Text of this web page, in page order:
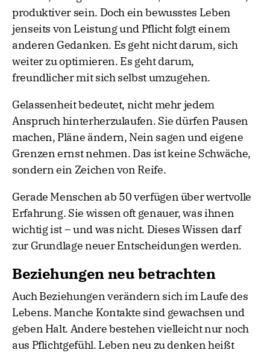
produktiver sein. Doch ein bewusstes Leben
jenseits von Leistung und Pflicht folgt einem
anderen Gedanken. Es geht nicht darum, sich
weiter zu optimieren. Es geht darum,
freundlicher mit sich selbst umzugehen.
Gelassenheit bedeutet, nicht mehr jedem
Anspruch hinterherzulaufen. Sie dürfen Pausen
machen, Pläne ändern, Nein sagen und eigene
Grenzen ernst nehmen. Das ist keine Schwäche,
sondern ein Zeichen von Reife.
Gerade Menschen ab 50 verfügen über wertvolle
Erfahrung. Sie wissen oft genauer, was ihnen
wichtig ist – und was nicht. Dieses Wissen darf
zur Grundlage neuer Entscheidungen werden.
Beziehungen neu betrachten
Auch Beziehungen verändern sich im Laufe des
Lebens. Manche Kontakte sind gewachsen und
geben Halt. Andere bestehen vielleicht nur noch
aus Pflichtgefühl. Leben neu zu denken heißt